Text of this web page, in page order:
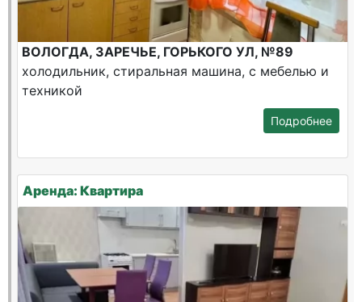
ВОЛОГДА, ЗАРЕЧЬЕ, ГОРЬКОГО УЛ, №89
холодильник, стиральная машина, с мебелью и
техникой
Подробнее
Аренда: Квартира